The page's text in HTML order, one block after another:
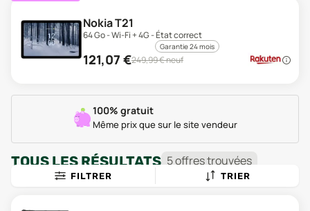
Nokia T21
64 Go - Wi-Fi + 4G - État correct
Garantie 24 mois
121,07 €249,99€ neuf
100% gratuit
Même prix que sur le site vendeur
TOUS LES RÉSULTATS 5offrestrouvées
FILTRER TRIER